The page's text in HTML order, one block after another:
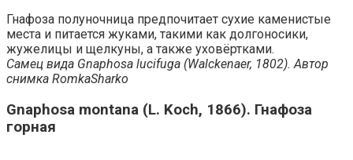
Гнафоза полуночница предпочитает сухие каменистые
места и питается жуками, такими как долгоносики,
жужелицы и щелкуны, а также уховёртками.
Самец вида Gnaphosa lucifuga (Walckenaer, 1802). Автор
снимка RomkaSharko
Gnaphosa montana (L. Koch, 1866). Гнафоза
горная